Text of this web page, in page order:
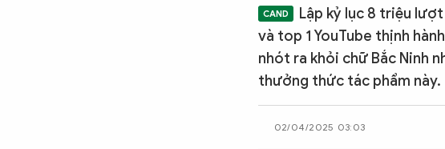
Lập kỷ lục 8 triệu
và top 1 YouTube thịnh
nhót ra khỏi chữ Bắc Ninh
thưởng thức tác phẩm này.
02/04/2025 03:03